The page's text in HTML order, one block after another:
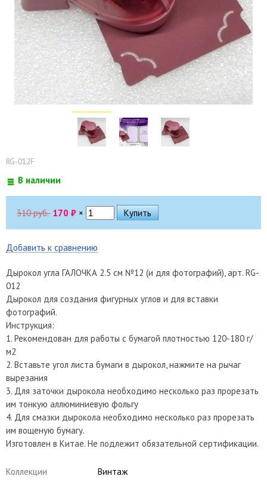
RG-012F
В наличии
310 руб. 170 ₽ ×
Добавить к сравнению
Дырокол угла ГАЛОЧКА 2.5 см №12 (и для фотографий), арт. RG-
012
Дырокол для создания фигурных углов и для вставки
фотографий.
Инструкция:
1. Рекомендован для работы с бумагой плотностью 120-180 г/
м2
2. Вставьте угол листа бумаги в дырокол, нажмите на рычаг
вырезания
3. Для заточки дырокола необходимо несколько раз прорезать
им тонкую аллюминиевую фольгу
4. Для смазки дырокола необходимо несколько раз прорезать
им вощеную бумагу.
Изготовлен в Китае. Не подлежит обязательной сертификации.
Коллекции
Винтаж